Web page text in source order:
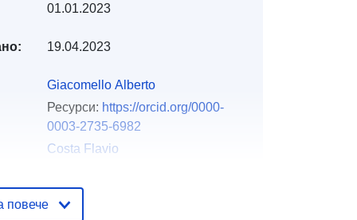
01.01.2023
19.04.2023
Giacomello Alberto
Ресурси: https://orcid.org/0000-
0003-2735-6982
Costa Flavio
0002-2132-0658
Guardiani Carlo
повече